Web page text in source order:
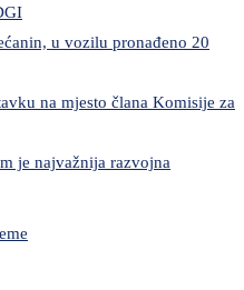
u vozilu pronađeno 20
na mjesto člana Komisije za
je najvažnija razvojna